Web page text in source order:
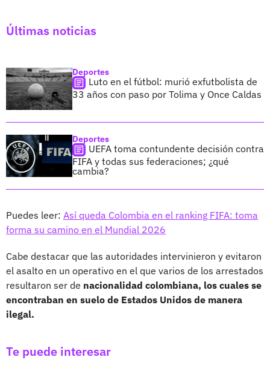
Últimas noticias
Deportes
Luto en el fútbol: murió exfutbolista de
33 años con paso por Tolima y Once Caldas
Deportes
UEFA toma contundente decisión contra
FIFA y todas sus federaciones; ¿qué
cambia?
Puedes leer: Así queda Colombia en el ranking FIFA: toma
forma su camino en el Mundial 2026
Cabe destacar que las autoridades intervinieron y evitaron
el asalto en un operativo en el que varios de los arrestados
resultaron ser de nacionalidad colombiana, los cuales se
encontraban en suelo de Estados Unidos de manera
ilegal.
Te puede interesar